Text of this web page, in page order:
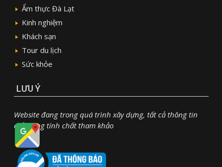
Ẩm thực Đà Lạt
Kinh nghiệm
Khách sạn
Tour du lịch
Sức khỏe
LƯU Ý
Website đang trong quá trình xây dựng, tất cả thông tin
chỉ mang tính chất tham khảo